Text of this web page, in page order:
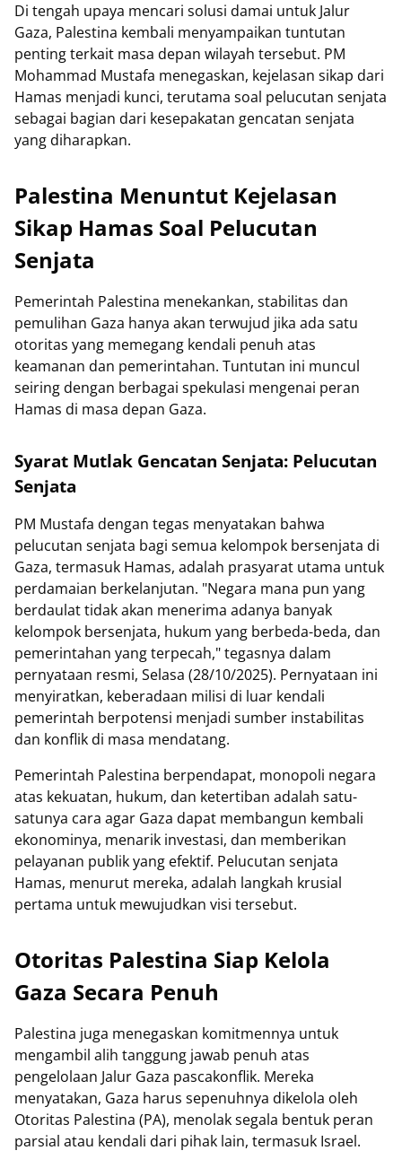
Di tengah upaya mencari solusi damai untuk Jalur
Gaza, Palestina kembali menyampaikan tuntutan
penting terkait masa depan wilayah tersebut. PM
Mohammad Mustafa menegaskan, kejelasan sikap dari
Hamas menjadi kunci, terutama soal pelucutan senjata
sebagai bagian dari kesepakatan gencatan senjata
yang diharapkan.
Palestina Menuntut Kejelasan
Sikap Hamas Soal Pelucutan
Senjata
Pemerintah Palestina menekankan, stabilitas dan
pemulihan Gaza hanya akan terwujud jika ada satu
otoritas yang memegang kendali penuh atas
keamanan dan pemerintahan. Tuntutan ini muncul
seiring dengan berbagai spekulasi mengenai peran
Hamas di masa depan Gaza.
Syarat Mutlak Gencatan Senjata: Pelucutan
Senjata
PM Mustafa dengan tegas menyatakan bahwa
pelucutan senjata bagi semua kelompok bersenjata di
Gaza, termasuk Hamas, adalah prasyarat utama untuk
perdamaian berkelanjutan. "Negara mana pun yang
berdaulat tidak akan menerima adanya banyak
kelompok bersenjata, hukum yang berbeda-beda, dan
pemerintahan yang terpecah," tegasnya dalam
pernyataan resmi, Selasa (28/10/2025). Pernyataan ini
menyiratkan, keberadaan milisi di luar kendali
pemerintah berpotensi menjadi sumber instabilitas
dan konflik di masa mendatang.
Pemerintah Palestina berpendapat, monopoli negara
atas kekuatan, hukum, dan ketertiban adalah satu-
satunya cara agar Gaza dapat membangun kembali
ekonominya, menarik investasi, dan memberikan
pelayanan publik yang efektif. Pelucutan senjata
Hamas, menurut mereka, adalah langkah krusial
pertama untuk mewujudkan visi tersebut.
Otoritas Palestina Siap Kelola
Gaza Secara Penuh
Palestina juga menegaskan komitmennya untuk
mengambil alih tanggung jawab penuh atas
pengelolaan Jalur Gaza pascakonflik. Mereka
menyatakan, Gaza harus sepenuhnya dikelola oleh
Otoritas Palestina (PA), menolak segala bentuk peran
parsial atau kendali dari pihak lain, termasuk Israel.